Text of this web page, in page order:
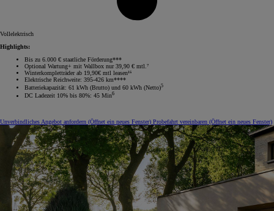
Vollelektrisch
Highlights:
Bis zu 6.000 € staatliche Förderung***
Optional Wartung+ mit Wallbox nur 39,90 € mtl.⁷
Winterkompletträder ab 19,90€ mtl leasen¹⁵
Elektrische Reichweite: 395-426 km****
Batteriekapazität: 61 kWh (Brutto) und 60 kWh (Netto)5
DC Ladezeit 10% bis 80%: 45 Min6
Unverbindliches Angebot anfordern (Öffnet ein neues Fenster) Probefahrt vereinbaren (Öffnet ein neues Fenster)